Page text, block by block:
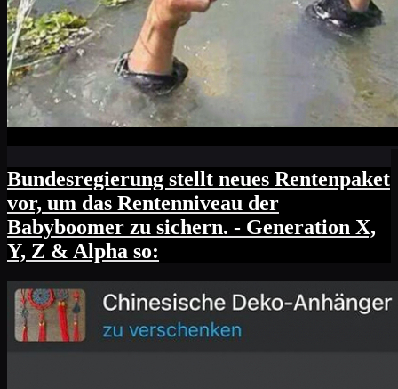
Bundesregierung stellt neues Rentenpaket
vor, um das Rentenniveau der
Babyboomer zu sichern. - Generation X,
Y, Z & Alpha so: